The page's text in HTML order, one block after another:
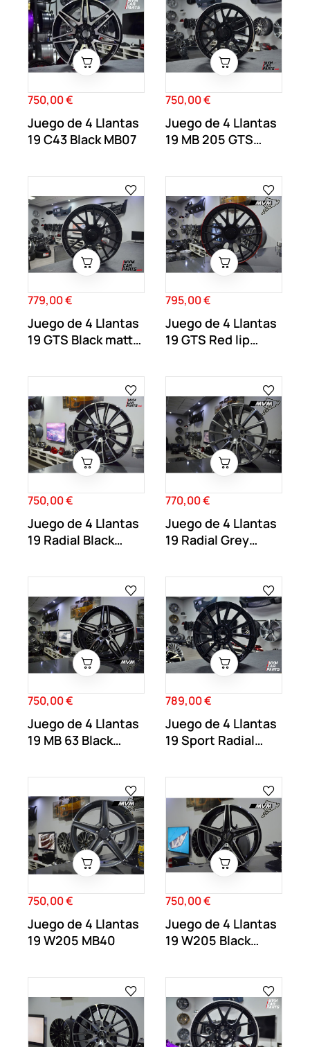
Precio
750,00 €
Juego de 4 Llantas
19 C43 Black MB07
Precio
750,00 €
Juego de 4 Llantas
19 MB 205 GTS
Precio
779,00 €
Juego de 4 Llantas
19 GTS Black matt
Precio
795,00 €
Juego de 4 Llantas
19 GTS Red lip
Precio
750,00 €
Juego de 4 Llantas
19 Radial Black
Precio
770,00 €
Juego de 4 Llantas
19 Radial Grey
Precio
750,00 €
Juego de 4 Llantas
19 MB 63 Black
Precio
789,00 €
Juego de 4 Llantas
19 Sport Radial
Precio
750,00 €
Juego de 4 Llantas
19 W205 MB40
Precio
750,00 €
Juego de 4 Llantas
19 W205 Black